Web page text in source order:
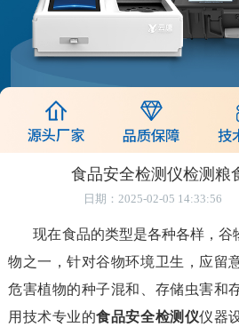
食品安全检测仪检测粮
日期：2025-02-05
现在食品的类型是各种各样，谷
物之一，针对谷物环境卫生，应留
危害植物的种子混和、存储虫害和
用技术专业的食品安全检测仪仪器